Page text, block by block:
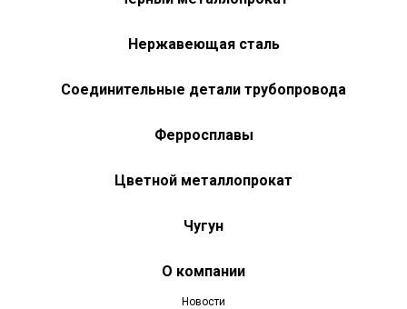
Нержавеющая сталь
Соединительные детали трубопровода
Ферросплавы
Цветной металлопрокат
Чугун
О компании
Новости